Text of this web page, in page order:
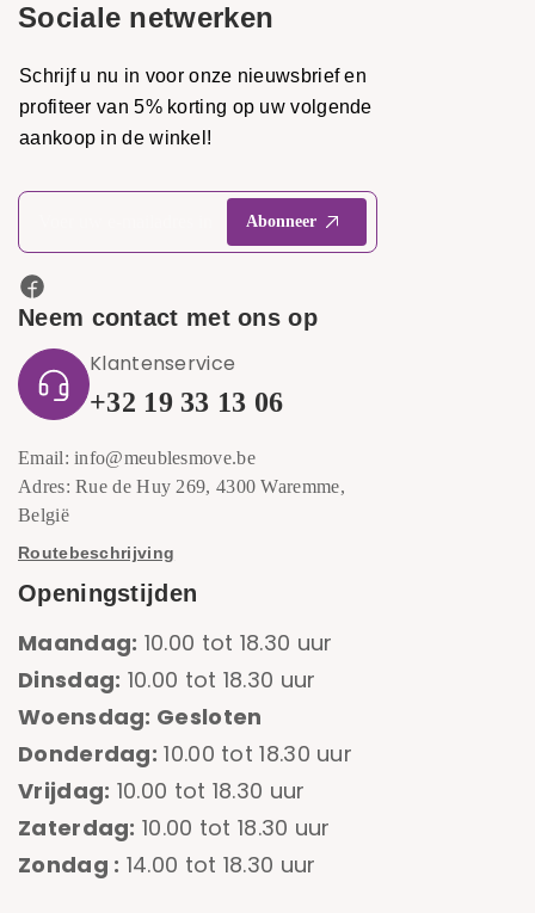
Sociale netwerken
Schrijf u nu in voor onze nieuwsbrief en
profiteer van 5% korting op uw volgende
aankoop in de winkel!
Neem contact met ons op
Klantenservice
+32 19 33 13 06
Email: info@meublesmove.be
Adres: Rue de Huy 269, 4300 Waremme,
België
Routebeschrijving
Openingstijden
Maandag: 10.00 tot 18.30 uur
Dinsdag: 10.00 tot 18.30 uur
Woensdag: Gesloten
Donderdag: 10.00 tot 18.30 uur
Vrijdag: 10.00 tot 18.30 uur
Zaterdag: 10.00 tot 18.30 uur
Zondag : 14.00 tot 18.30 uur